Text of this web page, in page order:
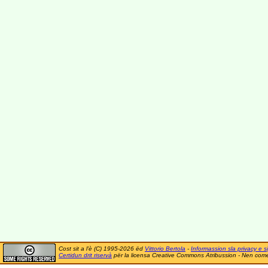
Cost sit a l'è (C) 1995-2026 ëd Vittorio Bertola - Informassion sla privacy e
Certidun drit riservà për la licensa Creative Commons Atribussion - Nen